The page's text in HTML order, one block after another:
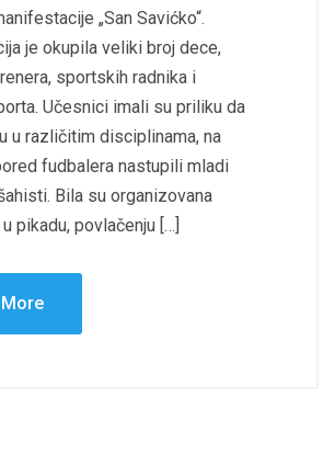
„San Savićko“.
je okupila veliki broj dece,
sportskih radnika i
Učesnici imali su priliku da
u različitim disciplinama, na
fudbalera nastupili mladi
Bila su organizovana
pikadu, povlačenju […]